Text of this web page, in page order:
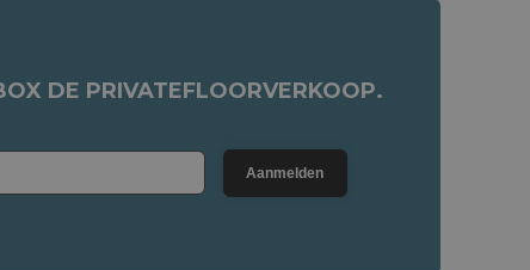
DE PRIVATEFLOORVERKOOP.
Aanmelden